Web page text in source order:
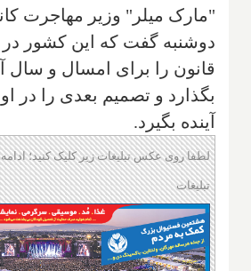
"مارک میلر" وزیر مهاجرت
دوشنبه گفت که این کشور در
قانون را برای امسال و سال
بگذارد و تصمیم بعدی را در
آینده بگیرد.
لطفا روی عکس تبلیغات زیر کلیک کنید؛
تبلیغات